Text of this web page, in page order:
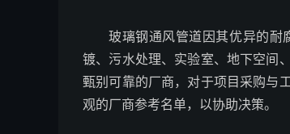
玻璃钢通风管道因其优异的耐
镀、污水处理、实验室、地下空间
甄别可靠的厂商，对于项目采购与
观的厂商参考名单，以协助决策。